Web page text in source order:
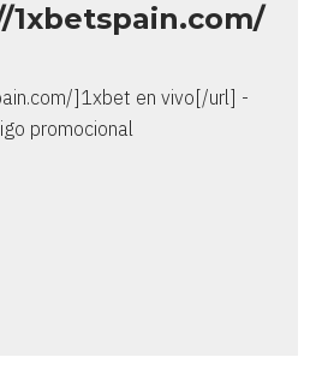
]1xbet en vivo[/url] -
promocional